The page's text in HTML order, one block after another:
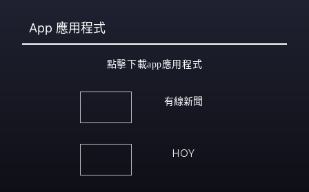
App 應用程式
點擊下載app應用程式
有線新聞
HOY